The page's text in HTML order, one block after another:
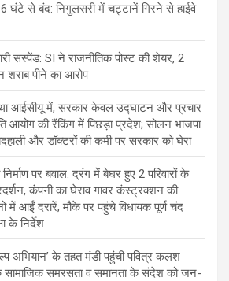
घंटे से बंद: निगुलसरी में चट्टानें गिरने से हाईवे
सस्पेंड: SI ने राजनीतिक पोस्ट की शेयर, 2
शराब पीने का आरोप
आईसीयू में, सरकार केवल उद्घाटन और प्रचार
आयोग की रैंकिंग में पिछड़ा प्रदेश; सोलन भाजपा
और डॉक्टरों की कमी पर सरकार को घेरा
पर बवाल: द्रंग में बेघर हुए 2 परिवारों के
कंपनी का घेराव गावर कंस्ट्रक्शन की
में आईं दरारें; मौके पर पहुंचे विधायक पूर्ण चंद
के निर्देश
अभियान’ के तहत मंडी पहुंची पवित्र कलश
सामाजिक समरसता व समानता के संदेश को जन-